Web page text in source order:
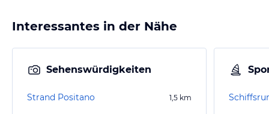
Interessantes in der Nähe
Sehenswürdigkeiten
Strand Positano 1,5 km